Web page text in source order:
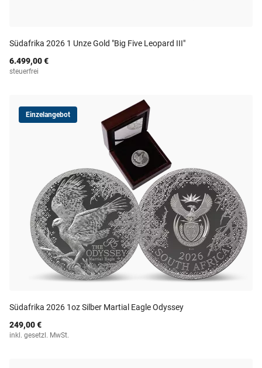
Südafrika 2026 1 Unze Gold "Big Five Leopard III"
6.499,00 €
steuerfrei
Einzelangebot
Südafrika 2026 1oz Silber Martial Eagle Odyssey
249,00 €
inkl. gesetzl. MwSt.